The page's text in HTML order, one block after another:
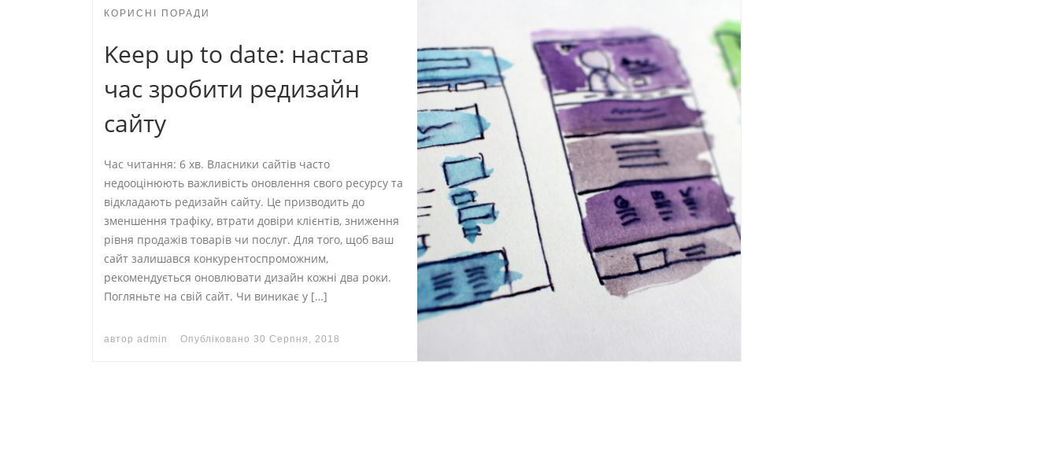
КОРИСНІ ПОРАДИ
Keep up to date: настав
час зробити редизайн
сайту
Час читання: 6 хв. Власники сайтів часто
недооцінюють важливість оновлення свого ресурсу та
відкладають редизайн сайту. Це призводить до
зменшення трафіку, втрати довіри клієнтів, зниження
рівня продажів товарів чи послуг. Для того, щоб ваш
сайт залишався конкурентоспроможним,
рекомендується оновлювати дизайн кожні два роки.
Погляньте на свій сайт. Чи виникає у […]
автор admin Опубліковано 30 Серпня, 2018